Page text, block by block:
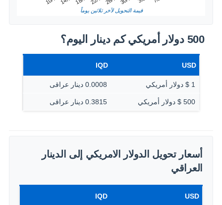
قيمة التحويل لآخر ثلاثين يوماً
500 دولار أمريكي كم دينار اليوم؟
USD
IQD
1 $ دولار أمريكي 0.0008 دينار عراقى
500 $ دولار أمريكي 0.3815 دينار عراقى
أسعار تحويل الدولار الامريكي إلى الدينار
العراقي
USD
IQD